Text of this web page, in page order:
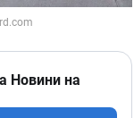
Новини на